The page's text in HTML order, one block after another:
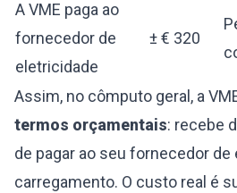
A VME paga ao
fornecedor de
eletricidade
± € 320
Assim, no cômputo geral, a
termos orçamentais: recebe
de pagar ao seu fornecedor
carregamento. O custo real é